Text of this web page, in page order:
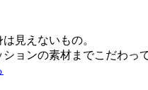
見えないもの。
ョンの素材までこだわっ